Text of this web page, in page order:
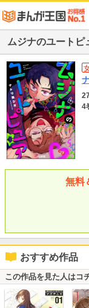
ムジナのユートピ
4
無料
おすすめ作品
この作品を見た人はコ